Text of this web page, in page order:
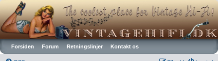
Vintagehifi.dk
Forsiden Forum Retningslinjer Kontakt os